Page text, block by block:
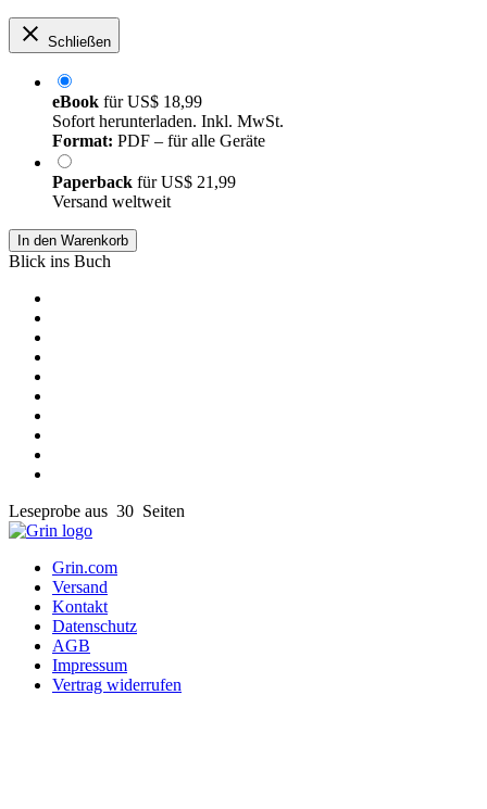
Schließen
eBook fürUS$ 18,99
Sofort herunterladen. Inkl. MwSt.
Format: PDF – für alle Geräte
Paperback fürUS$ 21,99
Versand weltweit
In den Warenkorb
Blick ins Buch
Leseprobe aus 30 Seiten
Grin.com
Versand
Kontakt
Datenschutz
AGB
Impressum
Vertrag widerrufen